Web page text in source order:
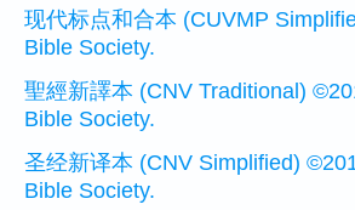
现代标点和合本 (CUVMP
Bible Society.
聖經新譯本 (CNV Traditional)
Bible Society.
圣经新译本 (CNV Simplified)
Bible Society.